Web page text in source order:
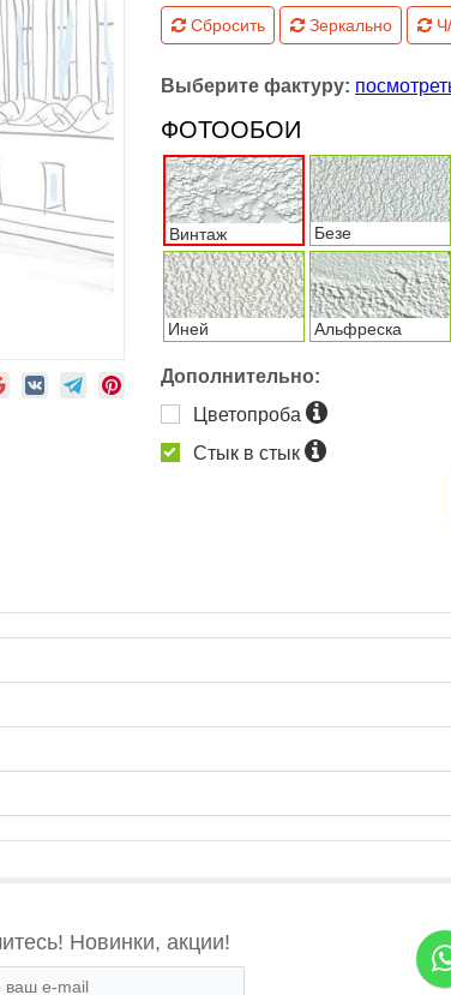
Сбросить Зеркально
Выберите фактуру:
ФОТООБОИ
Винтаж Безе
Иней Альфреска
Дополнительно:
Цветопроба
Стык в стык
Новинки, акции!